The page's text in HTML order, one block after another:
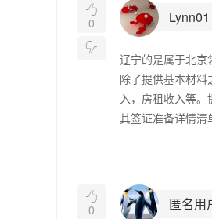

0

Lynn01
辽宁的是属于北京
除了提供基本材
入，房租收入等
其签证准备详情

0 匿名用